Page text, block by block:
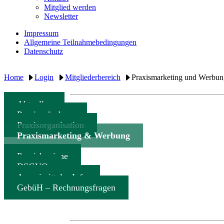
Mitglied werden
Newsletter
Impressum
Allgemeine Teilnahmebedingungen
Datenschutz
Home Login Mitgliederbereich Praxismarketing und
Aktuelles
Praxisgründung
Praxisorganisation
Praxismarketing & Werbung
Praxishygiene
DSGVO
Arzneimittel – Info
GebüH – Rechnungsfragen